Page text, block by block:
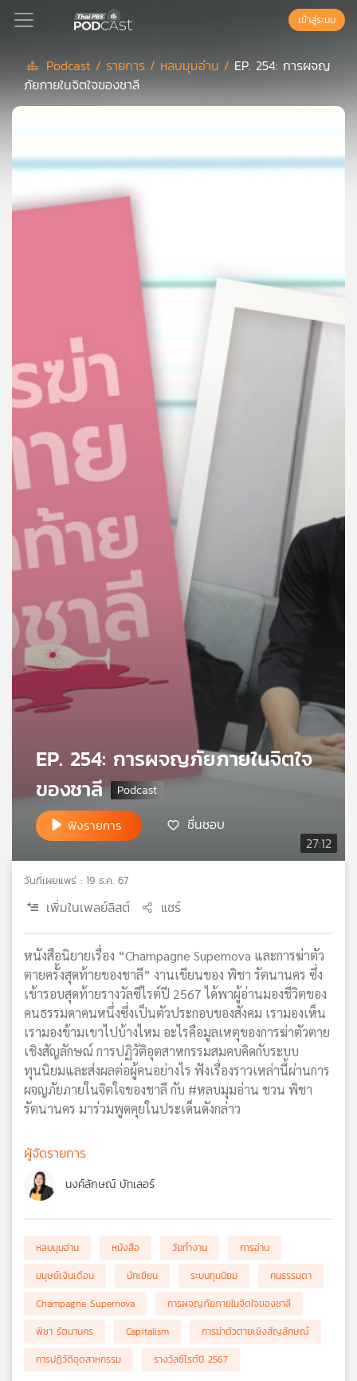
Podcast
ย์
สต์
แนะนำ
คุณ
บทความ
ข่าว
และ
เกี่ยว
เรา
พี
แผนที่
วิทยุ
ข่าย
เข้าสู่ระบบ
Podcast / รายการ / หลบมุมอ่าน / EP. 254: การผจญ
ภัยภายในจิตใจของชาลี
27:12
EP. 254: การผจญภัยภายในจิตใจ
ของชาลี
ฟังรายการ ชื่นชอบ
วันที่เผยแพร่ : 19 ธ.ค. 67
เพิ่มในเพลย์ลิสต์ แชร์
หนังสือนิยายเรื่อง “Champagne Supernova และการฆ่าตัว
ตายครั้งสุดท้ายของชาลี” งานเขียนของ พิชา รัตนานคร ซึ่ง
เข้ารอบสุดท้ายรางวัลซีไรต์ปี 2567 ได้พาผู้อ่านมองชีวิตของ
คนธรรมดาคนหนึ่งซึ่งเป็นตัวประกอบของสังคม เรามองเห็น
เรามองข้ามเขาไปบ้างไหม อะไรคือมูลเหตุของการฆ่าตัวตาย
เชิงสัญลักษณ์ การปฏิวัติอุตสาหกรรมสมคบคิดกับระบบ
ทุนนิยมและส่งผลต่อผู้คนอย่างไร ฟังเรื่องราวเหล่านี้ผ่านการ
ผจญภัยภายในจิตใจของชาลี กับ #หลบมุมอ่าน ชวน พิชา
รัตนานคร มาร่วมพูดคุยในประเด็นดังกล่าว
ผู้จัดรายการ
นงค์ลักษณ์ บัทเลอร์
หลบมุมอ่าน หนังสือ วัยทำงาน
การอ่าน
มนุษย์เงินเดือน
นักเขียน ระบบทุนนิยม
คนธรรมดา
Champagne Supernova
การผจญภัยภายในจิตใจของชาลี
พิชา รัตนานคร
Capitalism
การฆ่าตัวตายเชิงสัญลักษณ์
การปฏิวัติอุตสาหกรรม
รางวัลซีไรต์ปี 2567